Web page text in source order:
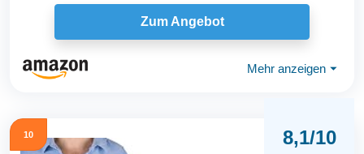
Zum Angebot
Mehr anzeigen ⏷
10 8,1/10